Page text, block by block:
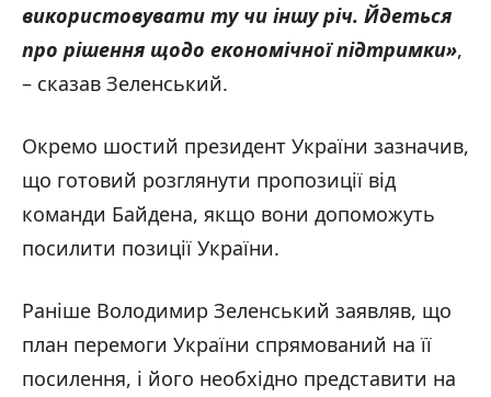
використовувати ту чи іншу річ. Йдеться
про рішення щодо економічної підтримки»,
– сказав Зеленський.
Окремо шостий президент України зазначив,
що готовий розглянути пропозиції від
команди Байдена, якщо вони допоможуть
посилити позиції України.
Раніше Володимир Зеленський заявляв, що
план перемоги України спрямований на її
посилення, і його необхідно представити на